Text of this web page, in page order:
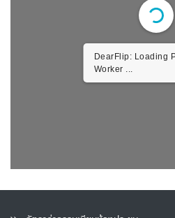
DearFlip: Loading
Worker ...